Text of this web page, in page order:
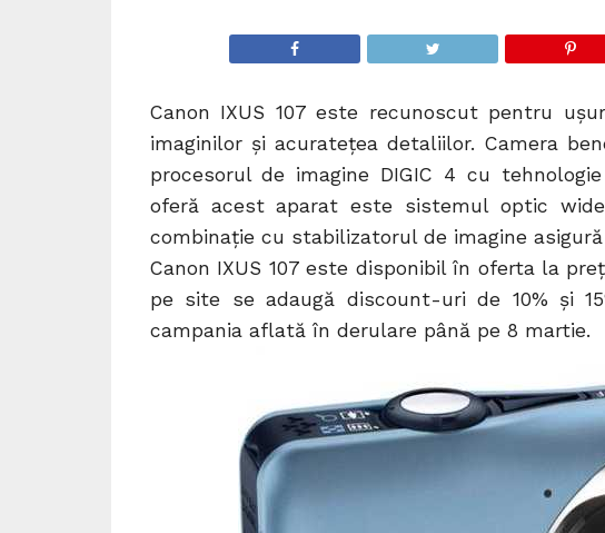
Canon IXUS 107 este recunoscut pentru
imaginilor şi acuratețea detaliilor. Camera
procesorul de imagine DIGIC 4 cu
oferă acest aparat este sistemul optic
combinație cu stabilizatorul de imagine
Canon IXUS 107 este disponibil în oferta la
pe site se adaugă discount-uri de 10% şi
campania aflată în derulare până pe 8 martie.